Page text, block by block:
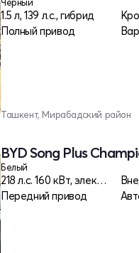
1.5 л, 139 л.с., гибрид
Полный привод
Ташкент, Мирабадский район
BYD Song Plus
Белый
218 л.c. 160 кВт, электро
Передний привод